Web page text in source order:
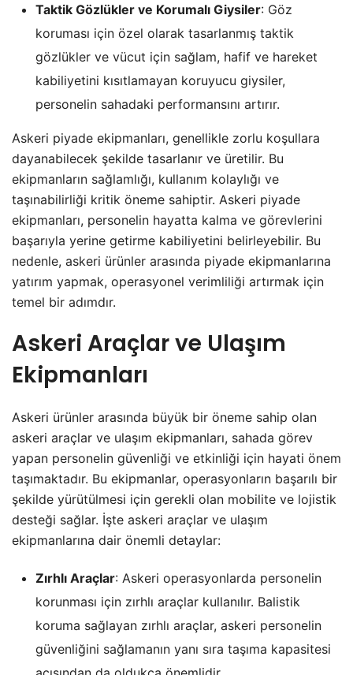
Taktik Gözlükler ve Korumalı Giysiler: Göz
koruması için özel olarak tasarlanmış taktik
gözlükler ve vücut için sağlam, hafif ve hareket
kabiliyetini kısıtlamayan koruyucu giysiler,
personelin sahadaki performansını artırır.
Askeri piyade ekipmanları, genellikle zorlu koşullara
dayanabilecek şekilde tasarlanır ve üretilir. Bu
ekipmanların sağlamlığı, kullanım kolaylığı ve
taşınabilirliği kritik öneme sahiptir. Askeri piyade
ekipmanları, personelin hayatta kalma ve görevlerini
başarıyla yerine getirme kabiliyetini belirleyebilir. Bu
nedenle, askeri ürünler arasında piyade ekipmanlarına
yatırım yapmak, operasyonel verimliliği artırmak için
temel bir adımdır.
Askeri Araçlar ve Ulaşım
Ekipmanları
Askeri ürünler arasında büyük bir öneme sahip olan
askeri araçlar ve ulaşım ekipmanları, sahada görev
yapan personelin güvenliği ve etkinliği için hayati önem
taşımaktadır. Bu ekipmanlar, operasyonların başarılı bir
şekilde yürütülmesi için gerekli olan mobilite ve lojistik
desteği sağlar. İşte askeri araçlar ve ulaşım
ekipmanlarına dair önemli detaylar:
Zırhlı Araçlar: Askeri operasyonlarda personelin
korunması için zırhlı araçlar kullanılır. Balistik
koruma sağlayan zırhlı araçlar, askeri personelin
güvenliğini sağlamanın yanı sıra taşıma kapasitesi